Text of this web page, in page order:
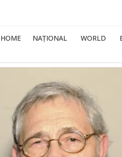
HOME NAȚIONAL WORLD